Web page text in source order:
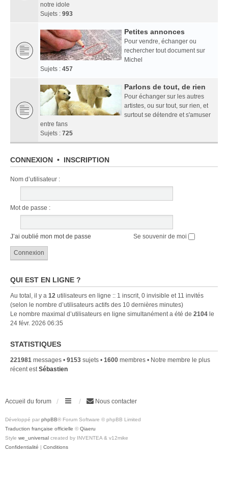
notre idole
Sujets : 993
Petites annonces
Pour vendre, échanger ou
rechercher tout document sur
Michel
Sujets : 457
Parlons de tout, de rien
Pour échanger sur les autres
artistes, ou sur tout, sur rien, et
surtout se détendre et s'amuser
entre fans
Sujets : 725
CONNEXION • INSCRIPTION
Nom d’utilisateur :
Mot de passe :
J’ai oublié mon mot de passe Se souvenir de moi
QUI EST EN LIGNE ?
Au total, il y a 12 utilisateurs en ligne :: 1 inscrit, 0 invisible et 11 invités
(selon le nombre d’utilisateurs actifs des 10 dernières minutes)
Le nombre maximal d’utilisateurs en ligne simultanément a été de 2104 le
24 févr. 2026 06:35
STATISTIQUES
221981 messages • 9153 sujets • 1600 membres • Notre membre le plus
récent estSébastien
Accueil du forum Nous contacter
Développé par phpBB® Forum Software © phpBB Limited
Traduction française officielle © Qiaeru
Style we_universal created by INVENTEA & v12mike
Confidentialité | Conditions